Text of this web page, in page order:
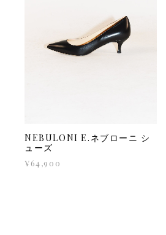
NEBULONI E.ネブローニ シ
ューズ
¥64,900